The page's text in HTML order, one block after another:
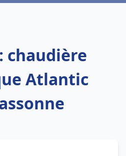
chaudière
Atlantic